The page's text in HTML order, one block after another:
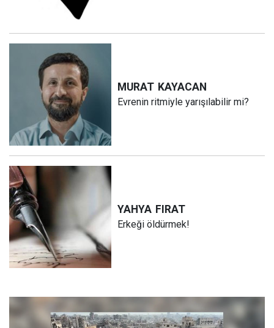
MURAT KAYACAN
Evrenin ritmiyle yarışılabilir mi?
YAHYA FIRAT
Erkeği öldürmek!